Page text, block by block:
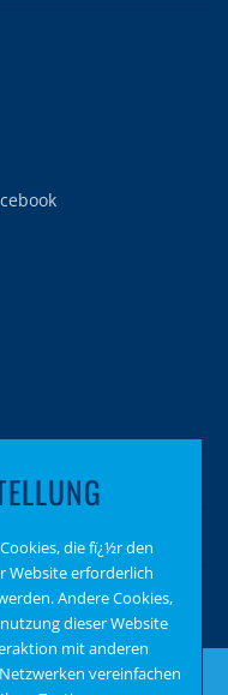
die fï¿½r den
Website erforderlich
Andere Cookies,
dieser Website
mit anderen
vereinfachen